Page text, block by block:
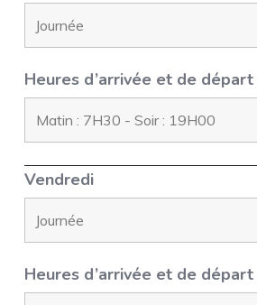
Heures d’arrivée et de
Vendredi
Heures d’arrivée et de